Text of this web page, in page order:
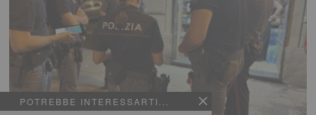
POTREBBE INTERESSARTI...